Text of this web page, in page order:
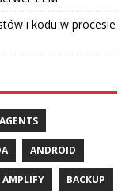
i kodu w procesie
ANDROID
AMPLIFY BACKUP